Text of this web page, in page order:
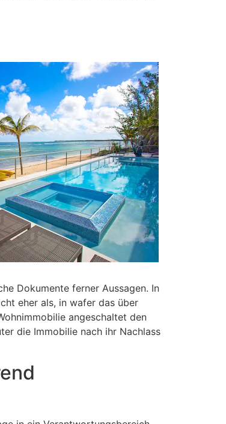
Dokumente ferner Aussagen. In
eher als, in wafer das über
angeschaltet den
die Immobilie nach ihr Nachlass